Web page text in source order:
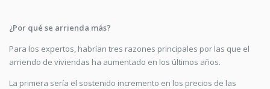
¿Por qué se arrienda más?
Para los expertos, habrían tres razones principales por las que el
arriendo de viviendas ha aumentado en los últimos años.
La primera sería el sostenido incremento en los precios de las